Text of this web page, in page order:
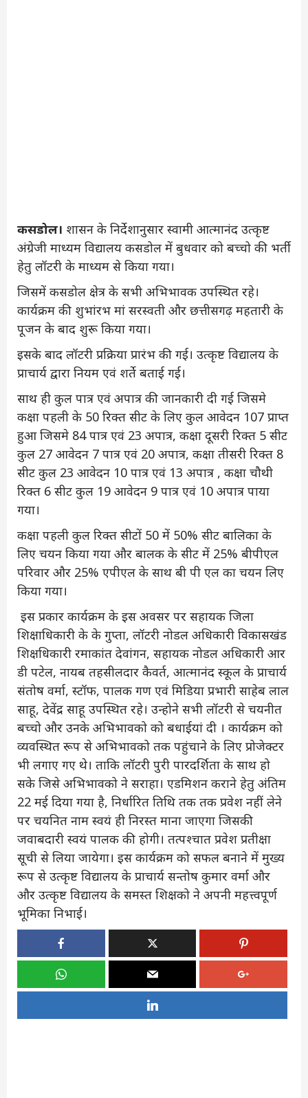
कसडोल। शासन के निर्देशानुसार स्वामी आत्मानंद उत्कृष्ट
अंग्रेजी माध्यम विद्यालय कसडोल में बुधवार को बच्चो की भर्ती
हेतु लॉटरी के माध्यम से किया गया।
जिसमें कसडोल क्षेत्र के सभी अभिभावक उपस्थित रहे।
कार्यक्रम की शुभांरभ मां सरस्वती और छत्तीसगढ़ महतारी के
पूजन के बाद शुरू किया गया।
इसके बाद लॉटरी प्रक्रिया प्रारंभ की गई। उत्कृष्ट विद्यालय के
प्राचार्य द्वारा नियम एवं शर्ते बताई गई।
साथ ही कुल पात्र एवं अपात्र की जानकारी दी गई जिसमे
कक्षा पहली के 50 रिक्त सीट के लिए कुल आवेदन 107 प्राप्त
हुआ जिसमे 84 पात्र एवं 23 अपात्र, कक्षा दूसरी रिक्त 5 सीट
कुल 27 आवेदन 7 पात्र एवं 20 अपात्र, कक्षा तीसरी रिक्त 8
सीट कुल 23 आवेदन 10 पात्र एवं 13 अपात्र , कक्षा चौथी
रिक्त 6 सीट कुल 19 आवेदन 9 पात्र एवं 10 अपात्र पाया
गया।
कक्षा पहली कुल रिक्त सीटों 50 में 50% सीट बालिका के
लिए चयन किया गया और बालक के सीट में 25% बीपीएल
परिवार और 25% एपीएल के साथ बी पी एल का चयन लिए
किया गया।
इस प्रकार कार्यक्रम के इस अवसर पर सहायक जिला
शिक्षाधिकारी के के गुप्ता, लॉटरी नोडल अधिकारी विकासखंड
शिक्षधिकारी रमाकांत देवांगन, सहायक नोडल अधिकारी आर
डी पटेल, नायब तहसीलदार कैवर्त, आत्मानंद स्कूल के प्राचार्य
संतोष वर्मा, स्टॉफ, पालक गण एवं मिडिया प्रभारी साहेब लाल
साहू, देवेंद्र साहू उपस्थित रहे। उन्होने सभी लॉटरी से चयनीत
बच्चो और उनके अभिभावको को बधाईयां दी । कार्यक्रम को
व्यवस्थित रूप से अभिभावको तक पहुंचाने के लिए प्रोजेक्टर
भी लगाए गए थे। ताकि लॉटरी पुरी पारदर्शिता के साथ हो
सके जिसे अभिभावको ने सराहा। एडमिशन कराने हेतु अंतिम
22 मई दिया गया है, निर्धारित तिथि तक तक प्रवेश नहीं लेने
पर चयनित नाम स्वयं ही निरस्त माना जाएगा जिसकी
जवाबदारी स्वयं पालक की होगी। तत्पश्चात प्रवेश प्रतीक्षा
सूची से लिया जायेगा। इस कार्यक्रम को सफल बनाने में मुख्य
रूप से उत्कृष्ट विद्यालय के प्राचार्य सन्तोष कुमार वर्मा और
और उत्कृष्ट विद्यालय के समस्त शिक्षको ने अपनी महत्त्वपूर्ण
भूमिका निभाई।